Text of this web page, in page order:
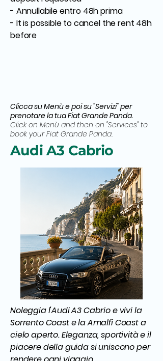
- Annullabile entro 48h prima
- It is possible to cancel the rent 48h
before
Clicca su Menù e poi su "Servizi" per
prenotare la tua Fiat Grande Panda.
Click on Menù and then on "Services" to
book your Fiat Grande Panda.
Audi A3 Cabrio
Noleggia l'Audi A3 Cabrio e vivi la
Sorrento Coast e la Amalfi Coast a
cielo aperto. Eleganza, sportività e il
piacere della guida si uniscono per